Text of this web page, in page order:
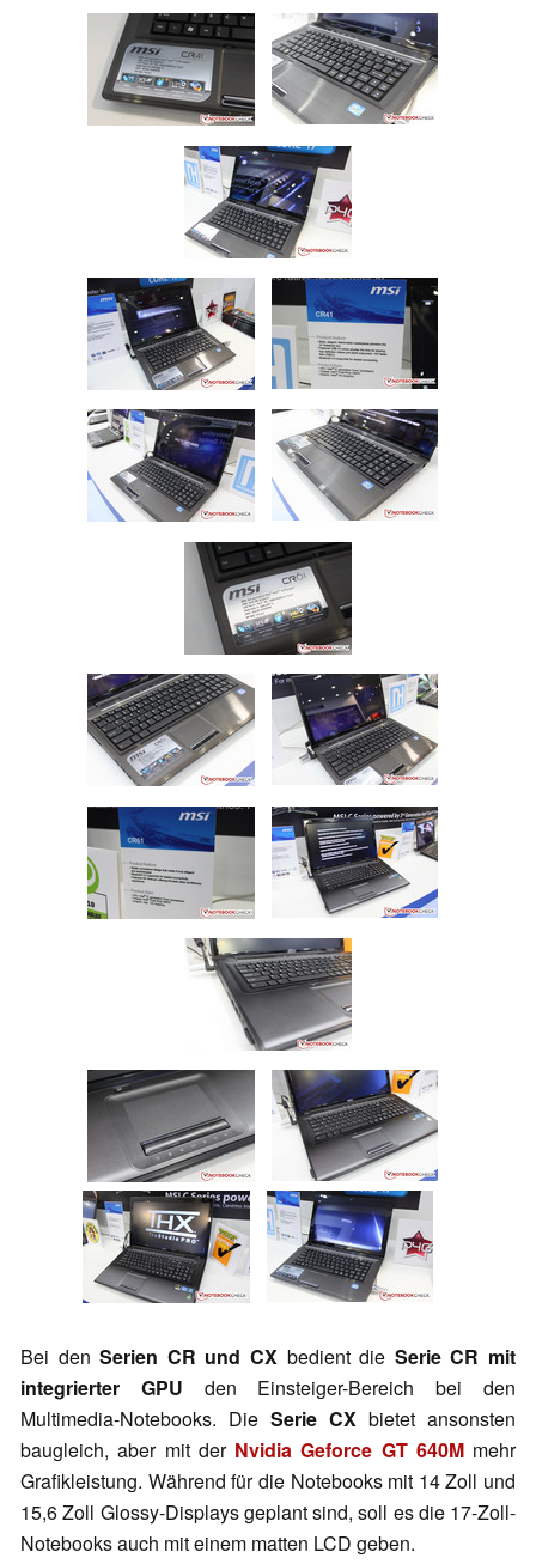
Bei denSerien CR und CX bedient die Serie CR mit
integrierter GPU den Einsteiger-Bereich bei den
Multimedia-Notebooks. Die Serie CX bietet ansonsten
baugleich, aber mit der Nvidia Geforce GT 640Mmehr
Grafikleistung. Während für die Notebooks mit 14 Zoll und
15,6 Zoll Glossy-Displays geplant sind, soll es die 17-Zoll-
Notebooks auch mit einem matten LCD geben.